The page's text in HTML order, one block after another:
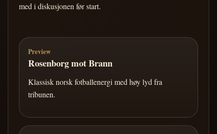
med i diskusjonen før start.
Preview
Rosenborg mot Brann
Klassisk norsk fotballenergi med høy lyd fra
tribunen.